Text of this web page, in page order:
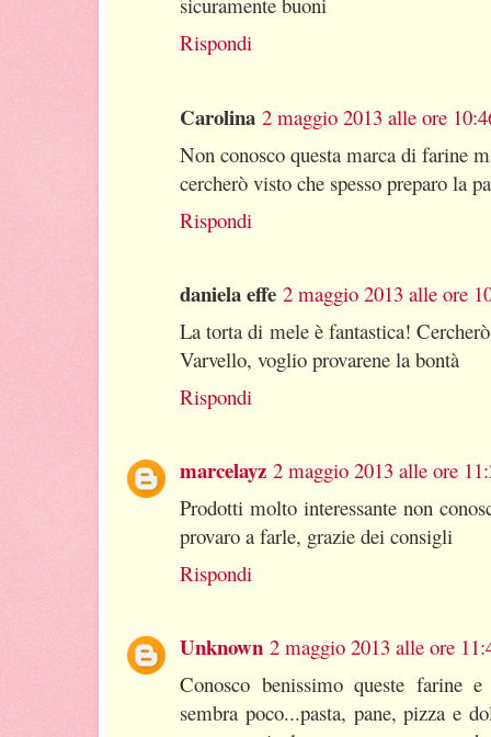
Rispondi
Carolina 2 maggio 2013 alle ore
Non conosco questa marca di farine
cercherò visto che spesso preparo la
Rispondi
daniela effe 2 maggio 2013 alle ore
La torta di mele è fantastica!
Varvello, voglio provarene la bontà
Rispondi
marcelayz 2 maggio 2013 alle ore
Prodotti molto interessante non
provaro a farle, grazie dei consigli
Rispondi
Unknown 2 maggio 2013 alle ore
Conosco benissimo queste farine
sembra poco...pasta, pane, pizza e